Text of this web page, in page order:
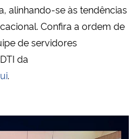
alinhando-se às tendências
Confira a ordem de
de servidores
da
.